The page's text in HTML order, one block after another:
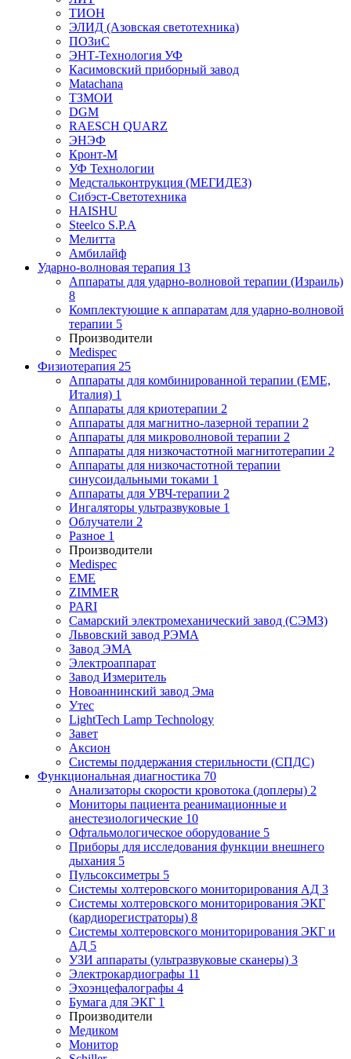
ТИОН
ЭЛИД (Азовская светотехника)
ПОЗиС
ЭНТ-Технология УФ
Касимовский приборный завод
Matachana
ТЗМОИ
DGM
RAESCH QUARZ
ЭНЭФ
Кронт-М
УФ Технологии
Медстальконтрукция (МЕГИДЕЗ)
Сибэст-Светотехника
HAISHU
Steelco S.P.A
Мелитта
Амбилайф
Ударно-волновая терапия 13
Аппараты для ударно-волновой терапии (Израиль)
8
Комплектующие к аппаратам для ударно-волновой
терапии 5
Производители
Medispec
Физиотерапия 25
Аппараты для комбинированной терапии (EME,
Италия) 1
Аппараты для криотерапии 2
Аппараты для магнитно-лазерной терапии 2
Аппараты для микроволновой терапии 2
Аппараты для низкочастотной магнитотерапии 2
Аппараты для низкочастотной терапии
синусоидальными токами 1
Аппараты для УВЧ-терапии 2
Ингаляторы ультразвуковые 1
Облучатели 2
Разное 1
Производители
Medispec
EME
ZIMMER
PARI
Самарский электромеханический завод (СЭМЗ)
Львовский завод РЭМА
Завод ЭМА
Электроаппарат
Завод Измеритель
Новоаннинский завод Эма
Утес
LightTech Lamp Technology
Завет
Аксион
Системы поддержания стерильности (СПДС)
Функциональная диагностика 70
Анализаторы скорости кровотока (доплеры) 2
Мониторы пациента реанимационные и
анестезиологические 10
Офтальмологическое оборудование 5
Приборы для исследования функции внешнего
дыхания 5
Пульсоксиметры 5
Системы холтеровского мониторирования АД 3
Системы холтеровского мониторирования ЭКГ
(кардиорегистраторы) 8
Системы холтеровского мониторирования ЭКГ и
АД 5
УЗИ аппараты (ультразвуковые сканеры) 3
Электрокардиографы 11
Эхоэнцефалографы 4
Бумага для ЭКГ 1
Производители
Медиком
Монитор